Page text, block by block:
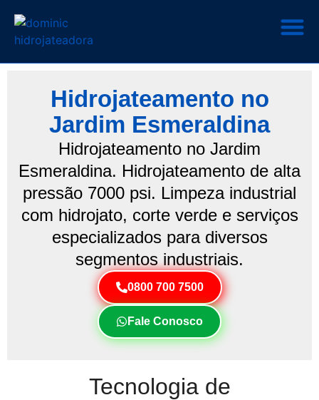
Hidrojateamento no
Jardim Esmeraldina
Hidrojateamento no Jardim
Esmeraldina. Hidrojateamento de alta
pressão 7000 psi. Limpeza industrial
com hidrojato, corte verde e serviços
especializados para diversos
segmentos industriais.
0800 700 7500
Fale Conosco
Tecnologia de